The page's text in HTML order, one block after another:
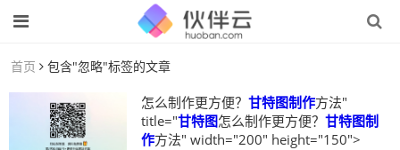
首页 包含"忽略"标签的文章
怎么制作更方便？ 甘特图制作方法"
title="甘特图怎么制作更方便？ 甘特图制
作方法" width="200" height="150">